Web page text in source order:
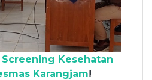
Kesehatan
Karangjam!